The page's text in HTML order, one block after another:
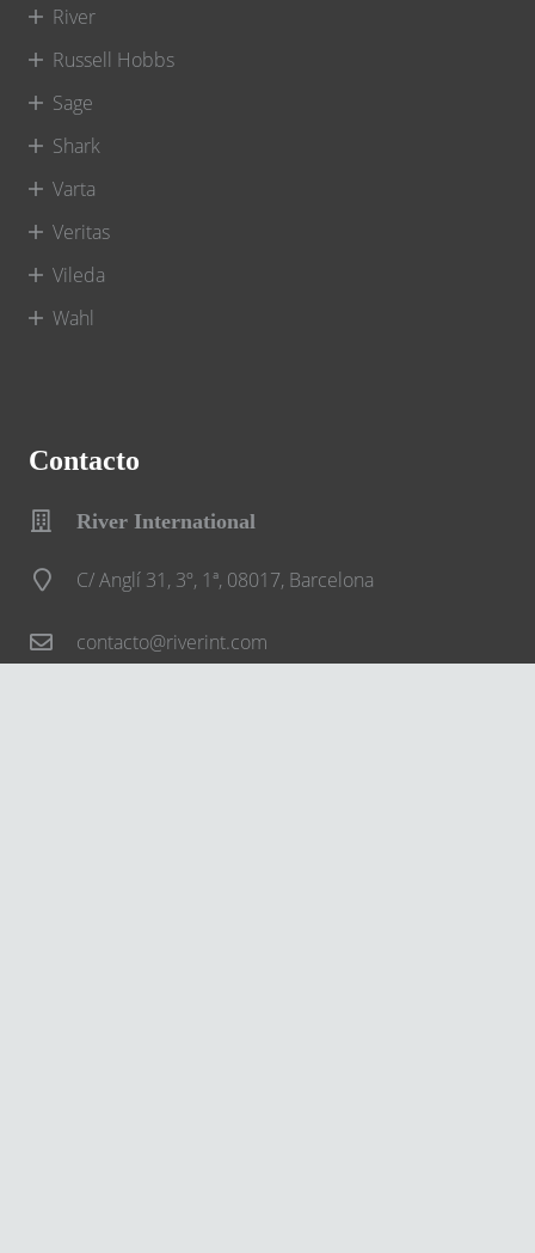
River
Russell Hobbs
Sage
Shark
Varta
Veritas
Vileda
Wahl
Contacto
River International
C/ Anglí 31, 3º, 1ª, 08017, Barcelona
contacto@riverint.com